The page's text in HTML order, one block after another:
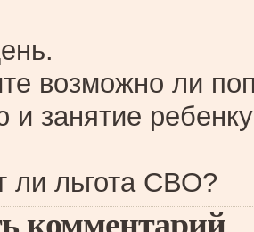
возможно ли
и занятие
ли льгота СВО?
комментарий